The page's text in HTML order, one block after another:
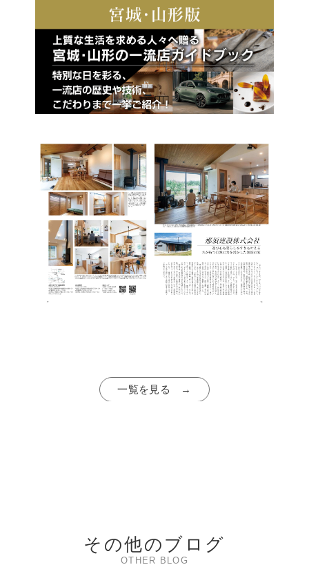
一覧を見る →
その他のブログ
OTHER BLOG